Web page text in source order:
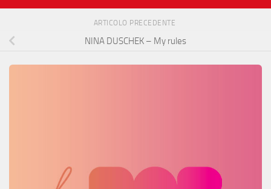
ARTICOLO PRECEDENTE
NINA DUSCHEK – My rules